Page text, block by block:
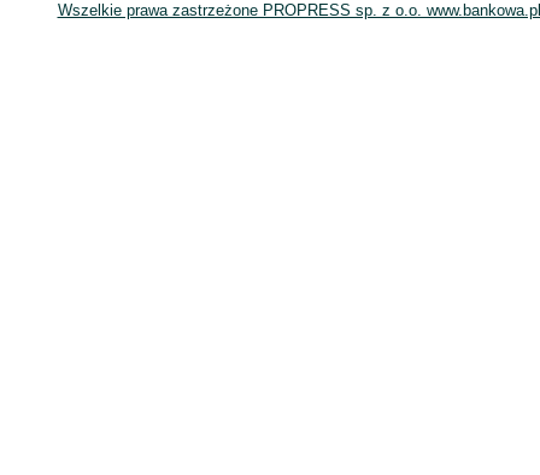
Wszelkie prawa zastrzeżone PROPRESS sp. z o.o.